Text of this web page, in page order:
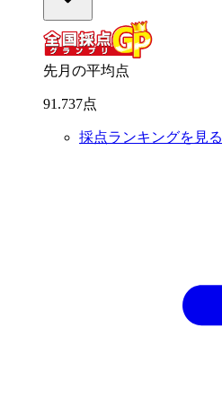
先月の平均点
91 .737点
採点ランキングを見る